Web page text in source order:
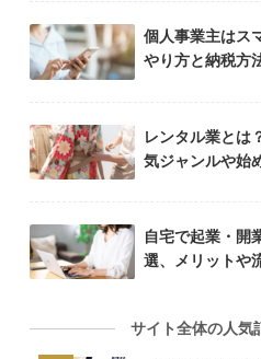
個人事業主はス
やり方と納税方
レンタル業とは
気ジャンルや始
自宅で起業・開
選、メリットや
サイト全体の人気